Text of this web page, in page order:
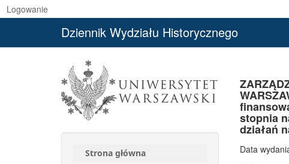
Logowanie
Dziennik Wydziału Historycznego
Strona główna
stopnia
działań
Data